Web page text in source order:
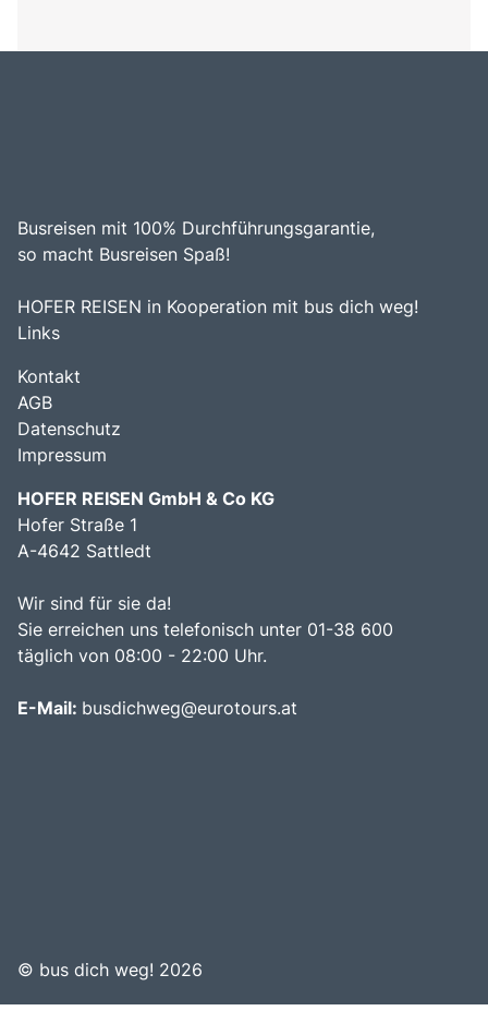
Busreisen mit 100% Durchführungsgarantie,
so macht Busreisen Spaß!
HOFER REISEN in Kooperation mit bus dich weg!
Links
Kontakt
AGB
Datenschutz
Impressum
HOFER REISEN GmbH & Co KG
Hofer Straße 1
A-4642 Sattledt
Wir sind für sie da!
Sie erreichen uns telefonisch unter 01-38 600
täglich von 08:00 - 22:00 Uhr.
E-Mail: busdichweg@eurotours.at
© bus dich weg! 2026